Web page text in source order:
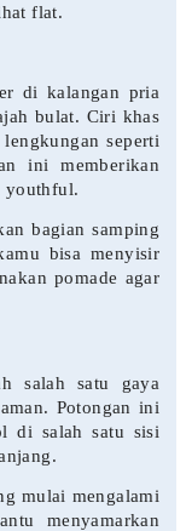
flat.
di kalangan pria
bulat. Ciri khas
seperti
ini memberikan
youthful.
bagian samping
bisa menyisir
pomade agar
salah satu gaya
Potongan ini
di salah satu sisi
mulai mengalami
menyamarkan